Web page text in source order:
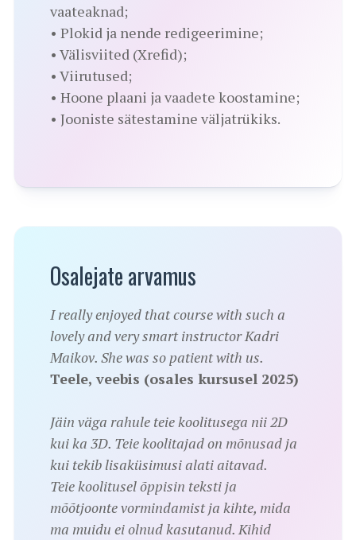
vaateaknad;
• Plokid ja nende redigeerimine;
• Välisviited (Xrefid);
• Viirutused;
• Hoone plaani ja vaadete koostamine;
• Jooniste sätestamine väljatrükiks.
Osalejate arvamus
I really enjoyed that course with such a
lovely and very smart instructor Kadri
Maikov. She was so patient with us.
Teele, veebis (osales kursusel 2025)
Jäin väga rahule teie koolitusega nii 2D
kui ka 3D. Teie koolitajad on mõnusad ja
kui tekib lisaküsimusi alati aitavad.
Teie koolitusel õppisin teksti ja
mõõtjoonte vormindamist ja kihte, mida
ma muidu ei olnud kasutanud. Kihid